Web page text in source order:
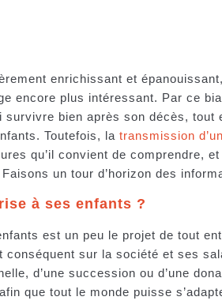
enrichissant et
encore plus intéressant. Par ce
bien après son décès, tout
Toutefois, la transmission
qu’il convient de comprendre,
un tour d’horizon des
à ses enfants ?
est un peu le projet de tout
sur la société et ses
d’une succession ou d’une
que tout le monde puisse